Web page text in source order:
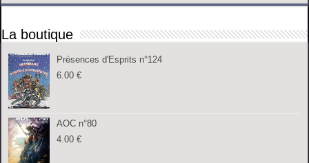
La boutique
Présences d'Esprits n°124
6.00€
AOC n°80
4.00€